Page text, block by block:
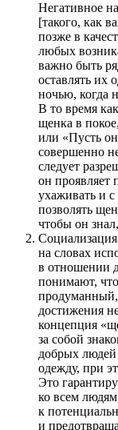
Негативное
[такого, как
позже в
любых
важно быть
оставлять их
ночью, когда
В то время
щенка в
или «Пусть
совершенно
следует
он проявляет
ухаживать и с
позволять
чтобы он
на словах
в отношении
понимают,
достижения
концепция
за собой
добрых людей
одежду, при
Это
ко всем
к
и